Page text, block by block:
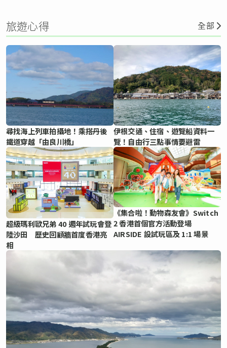
旅遊心得 全部
尋找海上列車拍攝地！乘搭丹後
鐵道穿越「由良川橋」
伊根交通、住宿、遊覽船資料一
覽！自由行三點事情要避雷
超級瑪利歐兄弟 40 週年試玩會登
陸沙田 歷史回顧牆首度香港亮
相
《集合啦！動物森友會》Switch
2 香港首個官方活動登場
AIRSIDE 設試玩區及 1:1 場景